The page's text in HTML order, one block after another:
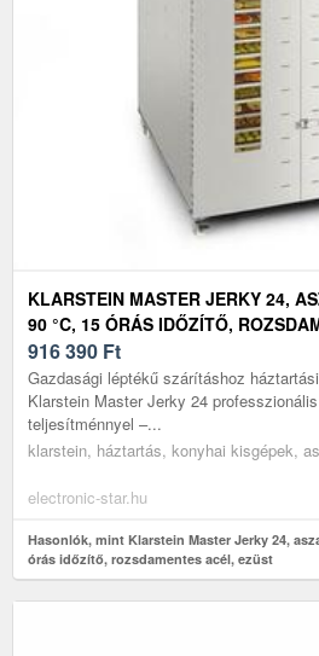
KLARSTEIN MASTER JERKY 24,
90 °C, 15 ÓRÁS IDŐZÍTŐ,
916 390 Ft
Gazdasági léptékű szárításhoz
Klarstein Master Jerky 24
teljesítménnyel –...
klarstein, háztartás, konyhai kisgépek,
electronic-star.hu
Hasonlók, mint Klarstein Master Jerky 24,
órás időzítő, rozsdamentes acél, ezüst